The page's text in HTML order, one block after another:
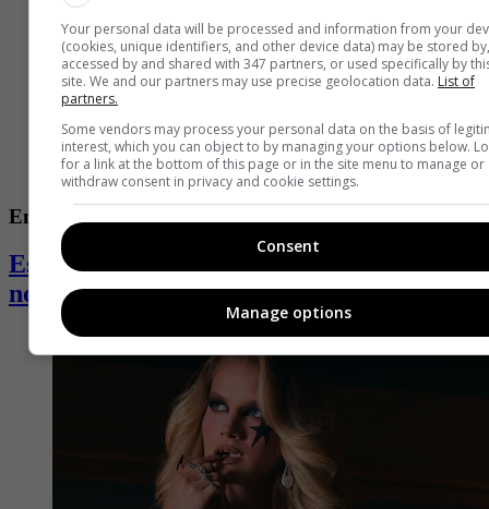
Entretenimiento
Estas son las series que lideran las
nominaciones a los Premios Emmy 2026
Your personal data will be processed and information from your
(cookies, unique identifiers, and other device data) may be stored by,
accessed by and shared with 347 partners, or used specifically by
site. We and our partners may use precise geolocation data. List of
partners.
Some vendors may process your personal data on the basis of
interest, which you can object to by managing your options below.
for a link at the bottom of this page or in the site menu to manage or
withdraw consent in privacy and cookie settings.
Consent
Manage options